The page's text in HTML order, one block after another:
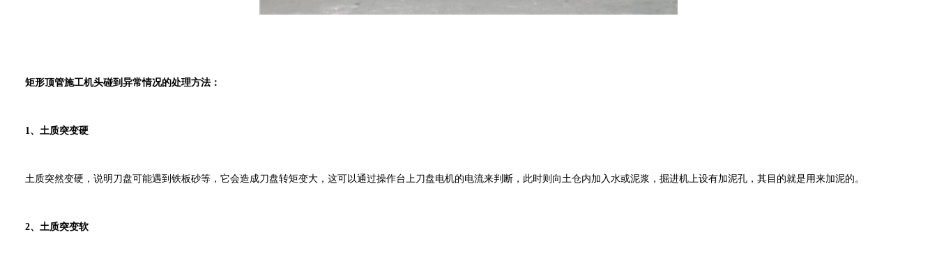
矩形顶管施工机头碰到异常情况的处理方法：
1、土质突变硬
土质突然变硬，说明刀盘可能遇到铁板砂等，它会造成刀盘转矩变大，这可以通过操作台上刀盘电机的电流来判断，此时则向土仓内加入水或泥浆，掘进机上设有加泥孔，其目的就是用来加泥的。
2、土质突变软